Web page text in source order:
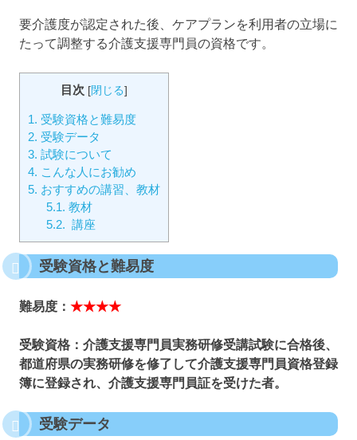
要介護度が認定された後、ケアプランを利用者の立場に
たって調整する介護支援専門員の資格です。
目次 [閉じる]
1. 受験資格と難易度
2. 受験データ
3. 試験について
4. こんな人にお勧め
5. おすすめの講習、教材
5.1. 教材
5.2. 講座
受験資格と難易度
難易度： ★★★★
受験資格：介護支援専門員実務研修受講試験に合格後、
都道府県の実務研修を修了して介護支援専門員資格登録
簿に登録され、介護支援専門員証を受けた者。
受験データ